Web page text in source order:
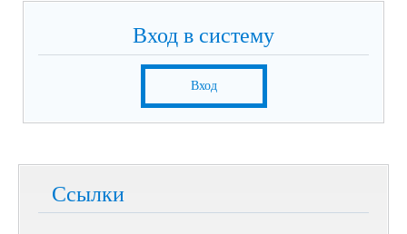
Вход в систему
Вход
Ссылки